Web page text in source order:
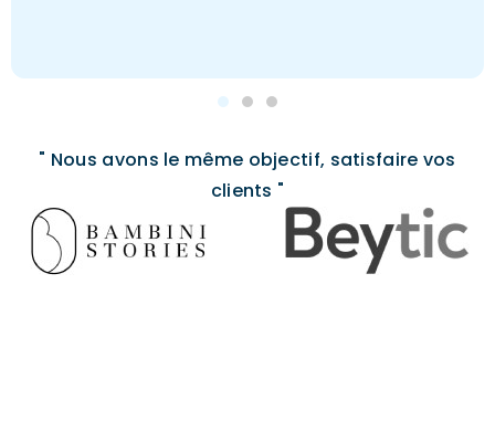
" Nous avons le même objectif, satisfaire vos
clients "